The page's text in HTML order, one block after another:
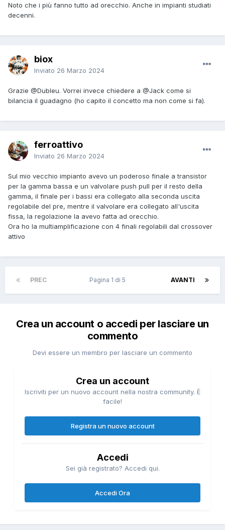
Noto che i più fanno tutto ad orecchio. Anche in impianti studiati
decenni.
biox
Inviato 26 Marzo 2024
Grazie @Dubleu. Vorrei invece chiedere a @Jack come si
bilancia il guadagno (ho capito il concetto ma non come si fa).
ferroattivo
Inviato 26 Marzo 2024
Sul mio vecchio impianto avevo un poderoso finale a transistor
per la gamma bassa e un valvolare push pull per il resto della
gamma, il finale per i bassi era collegato alla seconda uscita
regolabile del pre, mentre il valvolare era collegato all'uscita
fissa, la regolazione la avevo fatta ad orecchio.
Ora ho la multiamplificazione con 4 finali regolabili dal crossover
attivo
PREC AVANTI
Pagina 1 di 5
Crea un account o accedi per lasciare un
commento
Devi essere un membro per lasciare un commento
Crea un account
Iscriviti per un nuovo account nella nostra community. È
facile!
Registra un nuovo account
Accedi
Sei già registrato? Accedi qui.
Accedi Ora